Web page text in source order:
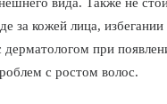
за кожей лица, избегании
дерматологом при
с ростом волос.